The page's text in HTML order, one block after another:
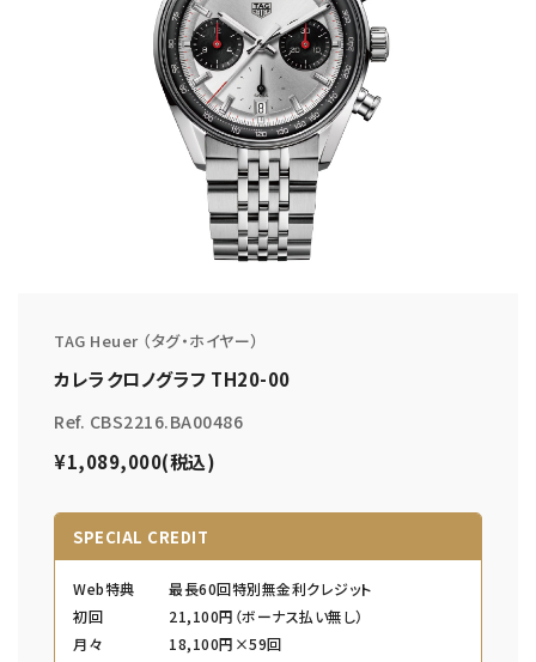
TAG Heuer （タグ・ホイヤー）
カレラクロノグラフ TH20-00
Ref. CBS2216.BA00486
¥1,089,000(税込)
SPECIAL CREDIT
Web特典
最長60回特別無金利クレジット
初回
21,100円（ボーナス払い無し）
月々
18,100円×59回